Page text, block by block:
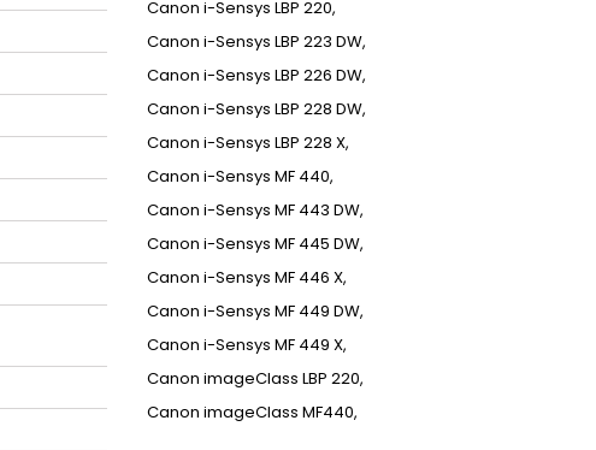
Canon i-Sensys LBP 220,
Canon i-Sensys LBP 223 DW,
Canon i-Sensys LBP 226 DW,
Canon i-Sensys LBP 228 DW,
Canon i-Sensys LBP 228 X,
Canon i-Sensys MF 440,
Canon i-Sensys MF 443 DW,
Canon i-Sensys MF 445 DW,
Canon i-Sensys MF 446 X,
Canon i-Sensys MF 449 DW,
Canon i-Sensys MF 449 X,
Canon imageClass LBP 220,
Canon imageClass MF440,